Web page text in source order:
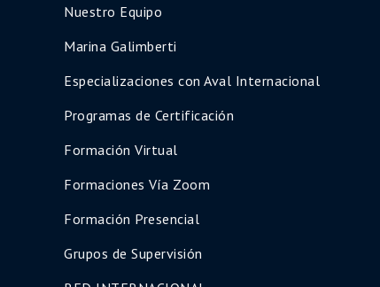
Nuestro Equipo
Marina Galimberti
Especializaciones con Aval Internacional
Programas de Certificación
Formación Virtual
Formaciones Vía Zoom
Formación Presencial
Grupos de Supervisión